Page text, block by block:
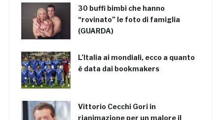
30 buffi bimbi che hanno
“rovinato” le foto di famiglia
(GUARDA)
L’Italia ai mondiali, ecco a quanto
è data dai bookmakers
Vittorio Cecchi Gori in
rianimazione per un malore il